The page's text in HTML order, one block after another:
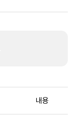
내용